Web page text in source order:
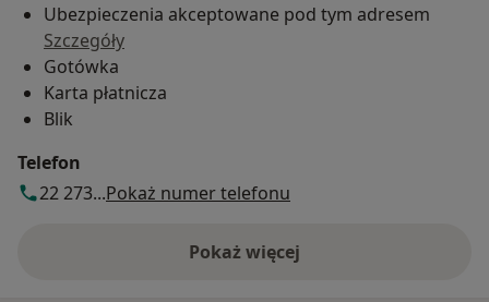
Ubezpieczenia akceptowane pod tym adresem
Szczegóły
Gotówka
Karta płatnicza
Blik
Telefon
22 273...Pokaż numer telefonu
Pokaż więcej
o adresie